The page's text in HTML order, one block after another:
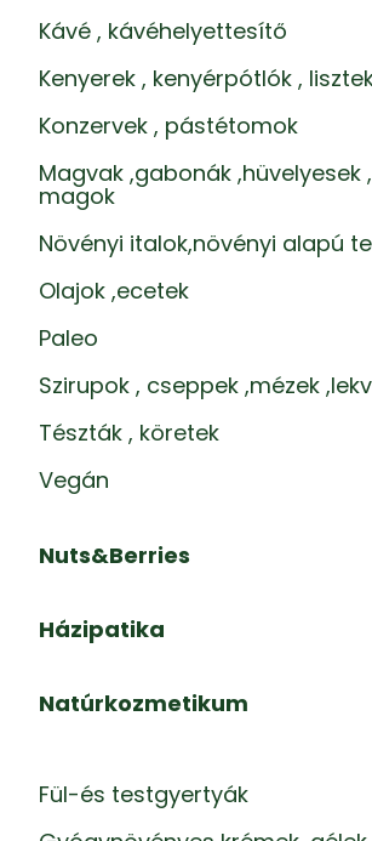
Kávé , kávéhelyettesítő
Kenyerek , kenyérpótlók ,
Konzervek , pástétomok
Magvak ,gabonák ,hüvelyesek
magok
Növényi italok,növényi alapú
Olajok ,ecetek
Paleo
Szirupok , cseppek ,mézek
Tészták , köretek
Vegán
Nuts&Berries
Házipatika
Natúrkozmetikum
Fül-és testgyertyák